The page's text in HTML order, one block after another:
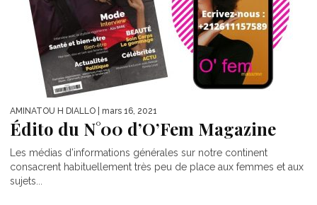
AMINATOU H DIALLO | mars 16, 2021
Édito du N°00 d’O’Fem Magazine
Les médias d’informations générales sur notre continent
consacrent habituellement très peu de place aux femmes et aux
sujets...